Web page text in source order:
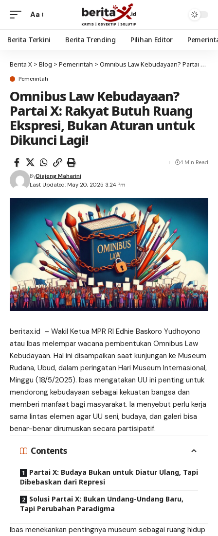
Aa
Berita Terkini Berita Trending Pilihan Editor
Berita X > Blog > Pemerintah > Omnibus Law Kebudayaan? Partai X: Rakyat Butuh Ruang Ekspresi, Bukan Aturan untuk Dikunci Lagi!
Pemerintah
Omnibus Law Kebudayaan?
Partai X: Rakyat Butuh Ruang
Ekspresi, Bukan Aturan untuk
Dikunci Lagi!
Last Updated: May 20, 2025 3:24 Pm
ByDiajeng Maharini
4 Min Read
beritax.id – Wakil Ketua MPR RI Edhie Baskoro Yudhoyono
atau Ibas melempar wacana pembentukan Omnibus Law
Kebudayaan. Hal ini disampaikan saat kunjungan ke Museum
Rudana, Ubud, dalam peringatan Hari Museum Internasional,
Minggu (18/5/2025). Ibas mengatakan UU ini penting untuk
mendorong kebudayaan sebagai kekuatan bangsa dan
memberi manfaat bagi masyarakat. Ia menyebut perlu kerja
sama lintas elemen agar UU seni, budaya, dan galeri bisa
benar-benar dirumuskan secara partisipatif.
Contents
Partai X: Budaya Bukan untuk Diatur Ulang, Tapi
Dibebaskan dari Represi
Solusi Partai X: Bukan Undang-Undang Baru,
Tapi Perubahan Paradigma
Ibas menekankan pentingnya museum sebagai ruang hidup